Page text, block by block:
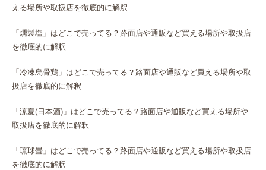
える場所や取扱店を徹底的に解釈
「燻製塩」はどこで売ってる？路面店や通販など買える場所や取扱店
を徹底的に解釈
「冷凍烏骨鶏」はどこで売ってる？路面店や通販など買える場所や取
扱店を徹底的に解釈
「涼夏(日本酒)」はどこで売ってる？路面店や通販など買える場所や
取扱店を徹底的に解釈
「琉球畳」はどこで売ってる？路面店や通販など買える場所や取扱店
を徹底的に解釈